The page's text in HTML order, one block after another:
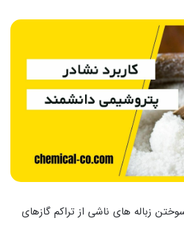
زباله های ناشی از تراکم گازهای